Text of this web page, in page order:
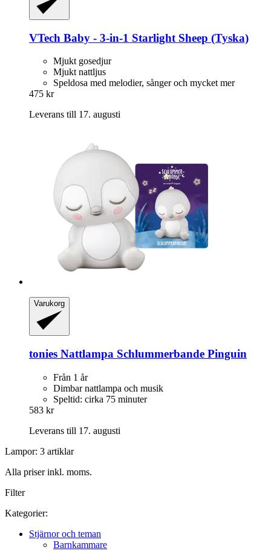
VTech Baby -​ 3-​in-​1 Starlight Sheep (Tyska)
Mjukt gosedjur
Mjukt nattljus
Speldosa med melodier, sånger och mycket mer
475 kr
Leverans till 17. augusti
Varukorg
tonies Nattlampa Schlummerbande Pinguin
Från 1 år
Dimbar nattlampa och musik
Speltid: cirka 75 minuter
583 kr
Leverans till 17. augusti
Lampor: 3 artiklar
Alla priser inkl. moms.
Filter
Kategorier:
Stjärnor och teman
Barnkammare